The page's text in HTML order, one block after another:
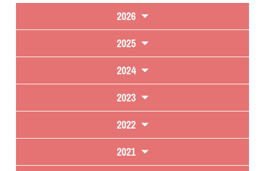
2026
2025
2024
2023
2022
2021